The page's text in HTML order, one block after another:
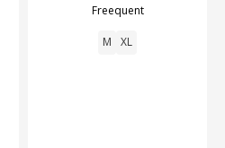
Freequent
M XL